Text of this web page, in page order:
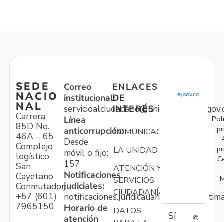
SEDE
NACIO
NAL
Carrera
85D No.
46A – 65
Complejo
logístico
San
Cayetano
Conmutador:
+57 (601)
7965150
Correo
institucional:
Línea
anticorrupción:
Desde
móvil o fijo:
157
Notificaciones
judiciales:
Horario de
atención
ENLACES
DE
INTERÉS
COMUNICACIONES
LA UNIDAD
ATENCIÓN Y
SERVICIOS
CIUDADANÍA
DATOS
Sí
©